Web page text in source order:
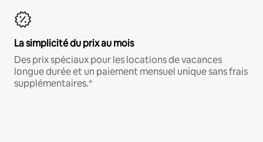
La simplicité du prix au mois
Des prix spéciaux pour les locations de vacances
longue durée et un paiement mensuel unique sans frais
supplémentaires.*